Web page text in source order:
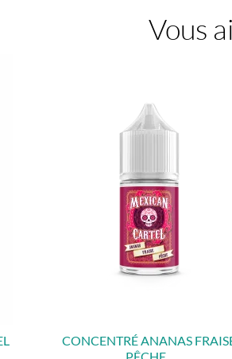
Vous
CONCENTRÉ ANANAS